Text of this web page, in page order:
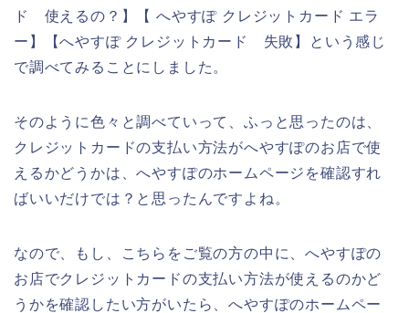
ド 使えるの？】【 へやすぽ クレジットカード エラ
ー】【へやすぽ クレジットカード 失敗】という感じ
で調べてみることにしました。
そのように色々と調べていって、ふっと思ったのは、
クレジットカードの支払い方法がへやすぽのお店で使
えるかどうかは、へやすぽのホームページを確認すれ
ばいいだけでは？と思ったんですよね。
なので、もし、こちらをご覧の方の中に、へやすぽの
お店でクレジットカードの支払い方法が使えるのかど
うかを確認したい方がいたら、へやすぽのホームペー